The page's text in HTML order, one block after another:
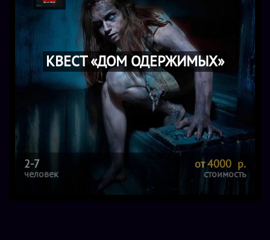
КВЕСТ «ДОМ ОДЕРЖИМЫХ»
2-7
человек
от 4000 р.
стоимость